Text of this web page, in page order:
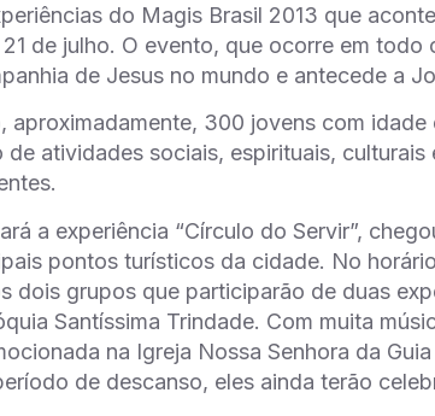
do Magis Brasil 2013 que
de julho. O evento, que ocorre em
de Jesus no mundo e antecede a
aproximadamente, 300 jovens com
atividades sociais, espirituais,
a experiência “Círculo do Servir”,
pontos turísticos da cidade. No
dois grupos que participarão de duas
Santíssima Trindade. Com muita
na Igreja Nossa Senhora da
de descanso, eles ainda terão